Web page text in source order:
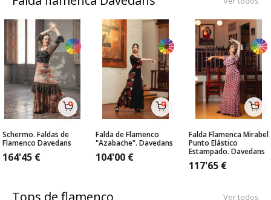
Schermo. Faldas de
Flamenco Davedans
164'45 €
Falda de Flamenco
"Azabache". Davedans
104'00 €
Falda Flamenca Mirabel
Punto Elástico
Estampado. Davedans
117'65 €
Tops de flamenco Ver todos